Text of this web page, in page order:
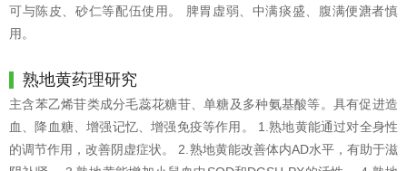
可与陈皮、砂仁等配伍使用。 脾胃虚弱、中满痰盛、腹满便溏者慎
用。
熟地黄药理研究
主含苯乙烯苷类成分毛蕊花糖苷、单糖及多种氨基酸等。具有促进造
血、降血糖、增强记忆、增强免疫等作用。 1.熟地黄能通过对全身性
的调节作用，改善阴虚症状。 2.熟地黄能改善体内AD水平，有助于滋